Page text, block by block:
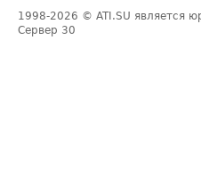
1998-2026 © ATI.SU является
Сервер 30